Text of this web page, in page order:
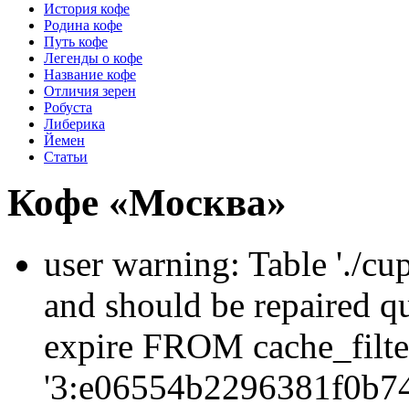
История кофе
Родина кофе
Путь кофе
Легенды о кофе
Название кофе
Отличия зерен
Робуста
Либерика
Йемен
Статьи
Кофе «Москва»
user warning: Table './
and should be repaired
expire FROM